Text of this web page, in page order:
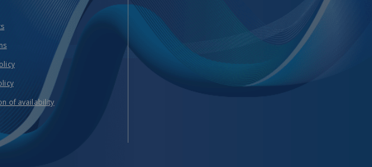
of availability